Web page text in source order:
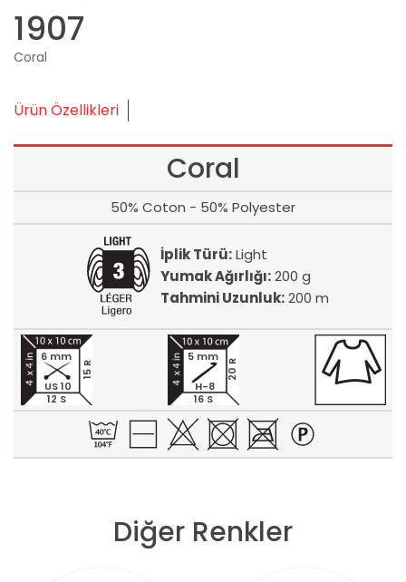
1907
Coral
Ürün Özellikleri
Coral
50% Coton - 50% Polyester
İplik Türü:Light
Yumak Ağırlığı:200 g
Tahmini Uzunluk:200 m
12 S
15 R
6 mm
US 10
16 S
20 R
5 mm
H-8
Diğer Renkler